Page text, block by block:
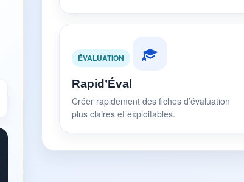
ÉVALUATION
Rapid’Éval
Créer rapidement des fiches d’évaluation
plus claires et exploitables.